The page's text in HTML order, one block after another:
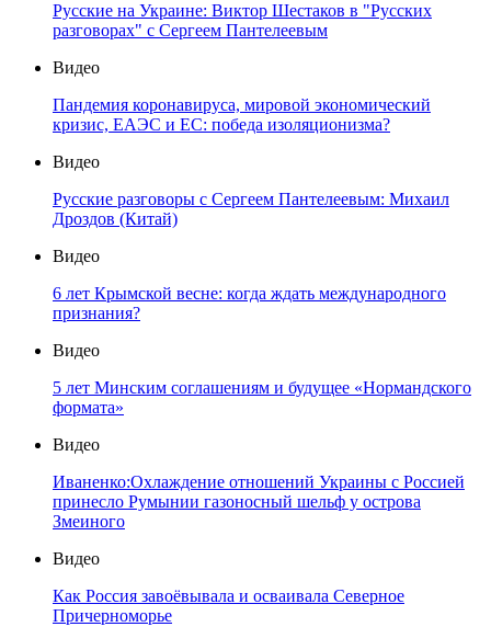
Русские на Украине: Виктор Шестаков в "Русских
разговорах" с Сергеем Пантелеевым
Видео
Пандемия коронавируса, мировой экономический
кризис, ЕАЭС и ЕС: победа изоляционизма?
Видео
Русские разговоры с Сергеем Пантелеевым: Михаил
Дроздов (Китай)
Видео
6 лет Крымской весне: когда ждать международного
признания?
Видео
5 лет Минским соглашениям и будущее «Нормандского
формата»
Видео
Иваненко:Охлаждение отношений Украины с Россией
принесло Румынии газоносный шельф у острова
Змеиного
Видео
Как Россия завоёвывала и осваивала Северное
Причерноморье